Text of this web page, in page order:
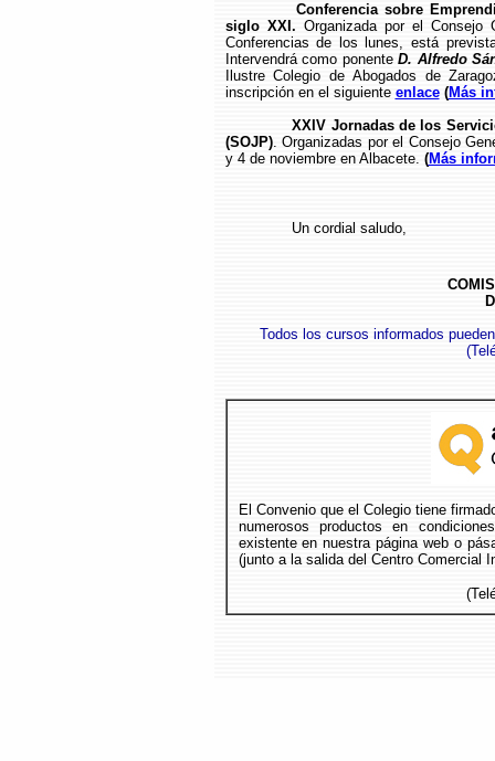
Conferencia sobre
siglo XXI. Organizada por el
Conferencias de los lunes, está
Intervendrá como ponenteD. Alfredo
Ilustre Colegio de Abogados de
inscripción en el siguiente enlace (Más
XXIV Jornadas de los
(SOJP). Organizadas por el Consejo
y 4 de noviembre en Albacete. (Más
Un cordial saludo,
Todos los cursos informados
(
El Convenio que el Colegio tiene
numerosos productos en
existente en nuestra página web o
(junto a la salida del Centro Comercial